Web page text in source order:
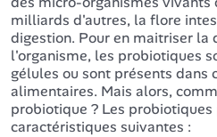
milliards d'autres, la flore
digestion. Pour en maitriser la
l'organisme, les probiotiques
gélules ou sont présents dans
alimentaires. Mais alors,
probiotique ? Les
caractéristiques suivantes :